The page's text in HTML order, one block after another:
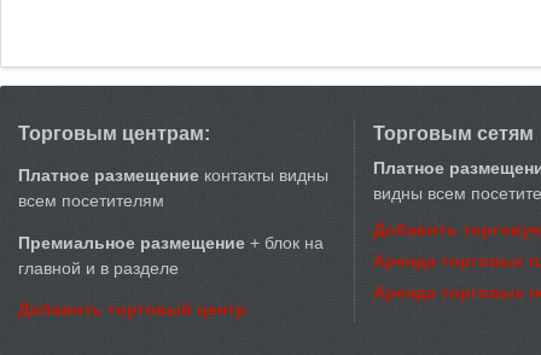
Торговым центрам:
Платное размещение контакты видны
всем посетителям
Премиальное размещение + блок на
главной и в разделе
Добавить торговый центр
Торговым сетям
Платное
видны всем
Добавить
Аренда торговых
Аренда торговых